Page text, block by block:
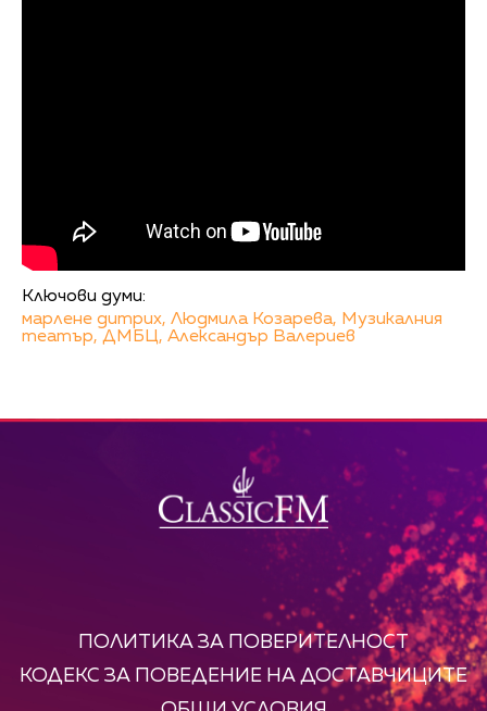
Ключови думи:
марлене дитрих, Людмила Козарева, Музикалния
театър, ДМБЦ, Александър Валериев
ПОЛИТИКА ЗА ПОВЕРИТЕЛНОСТ
КОДЕКС ЗА ПОВЕДЕНИЕ НА ДОСТАВЧИЦИТЕ